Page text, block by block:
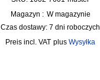
Magazyn : W magazynie
Czas dostawy: 7 dni roboczych
incl. VAT plus Wysyłka